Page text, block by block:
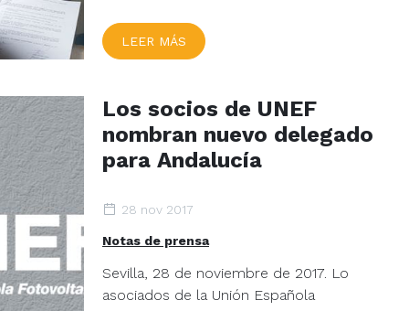
LEER MÁS
Los socios de UNEF
nombran nuevo delegado
para Andalucía
28 nov 2017
Notas de prensa
Sevilla, 28 de noviembre de 2017. Lo
asociados de la Unión Española